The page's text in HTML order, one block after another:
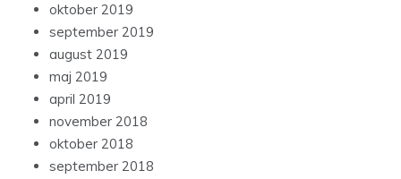
oktober 2019
september 2019
august 2019
maj 2019
april 2019
november 2018
oktober 2018
september 2018